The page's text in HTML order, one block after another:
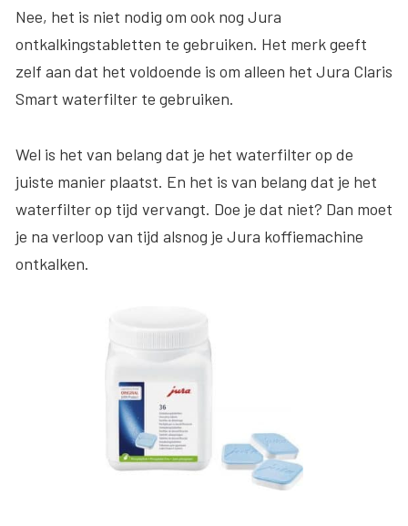
Nee, het is niet nodig om ook nog Jura
ontkalkingstabletten te gebruiken. Het merk geeft
zelf aan dat het voldoende is om alleen het Jura Claris
Smart waterfilter te gebruiken.
Wel is het van belang dat je het waterfilter op de
juiste manier plaatst. En het is van belang dat je het
waterfilter op tijd vervangt. Doe je dat niet? Dan moet
je na verloop van tijd alsnog je Jura koffiemachine
ontkalken.